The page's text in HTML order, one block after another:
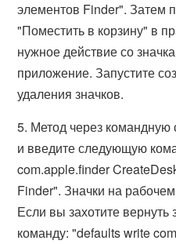
элементов Finder". Затем
"Поместить в корзину" в
нужное действие со
приложение. Запустите
удаления значков.
5. Метод через командную
и введите следующую
com.apple.finder
Finder". Значки на
Если вы захотите вернуть
команду: "defaults write